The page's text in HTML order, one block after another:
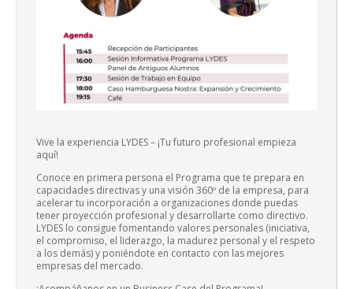
Vive la experiencia LYDES – ¡Tu futuro profesional empieza
aquí!
Conoce en primera persona el Programa que te prepara en
capacidades directivas y una visión 360º de la empresa, para
acelerar tu incorporación a organizaciones donde puedas
tener proyección profesional y desarrollarte como directivo.
LYDES lo consigue fomentando valores personales (iniciativa,
el compromiso, el liderazgo, la madurez personal y el respeto
a los demás) y poniéndote en contacto con las mejores
empresas del mercado.